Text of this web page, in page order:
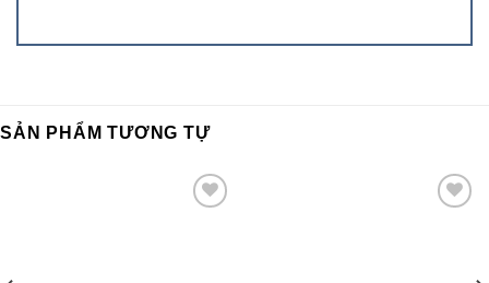
SẢN PHẨM TƯƠNG TỰ